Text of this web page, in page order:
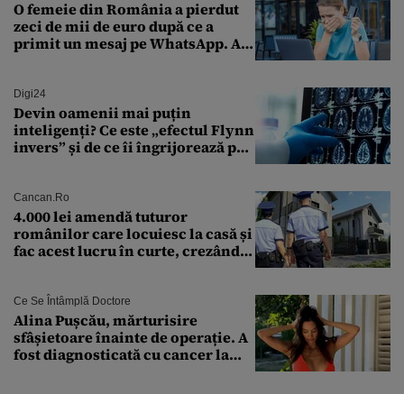
O femeie din România a pierdut
zeci de mii de euro după ce a
primit un mesaj pe WhatsApp. A
Digi24
Devin oamenii mai puțin
inteligenți? Ce este „efectul Flynn
invers” și de ce îi îngrijorează pe
Cancan.ro
4.000 lei amendă tuturor
românilor care locuiesc la casă și
fac acest lucru în curte, crezând
Ce Se Întâmplă Doctore
Alina Pușcău, mărturisire
sfâșietoare înainte de operație. A
fost diagnosticată cu cancer la